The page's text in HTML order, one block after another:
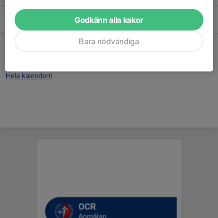
Tis 13/10
18:30-20:15 Österåkers friidrottarena
Kondition och styrka 2005 - 2013
Hela kalendern
Godkänn alla kakor
Bara nödvändiga